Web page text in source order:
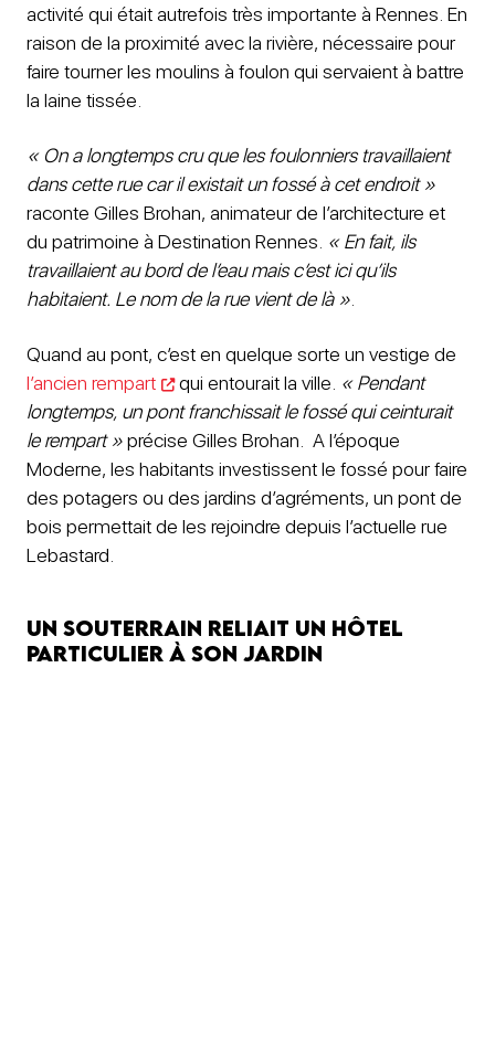
activité qui était autrefois très importante à Rennes. En
raison de la proximité avec la rivière, nécessaire pour
faire tourner les moulins à foulon qui servaient à battre
la laine tissée.
« On a longtemps cru que les foulonniers travaillaient
dans cette rue car il existait un fossé à cet endroit »
raconte Gilles Brohan, animateur de l’architecture et
du patrimoine à Destination Rennes. « En fait, ils
travaillaient au bord de l’eau mais c’est ici qu’ils
habitaient. Le nom de la rue vient de là »
Quand au pont, c’est en quelque sorte un vestige de
l’ancien rempart
qui entourait la ville. « Pendant
longtemps, un pont franchissait le fossé qui ceinturait
le rempart »précise Gilles Brohan. A l’époque
Moderne, les habitants investissent le fossé pour faire
des potagers ou des jardins d’agréments, un pont de
bois permettait de les rejoindre depuis l’actuelle rue
Lebastard.
Un souterrain reliait un hôtel
particulier à son jardin